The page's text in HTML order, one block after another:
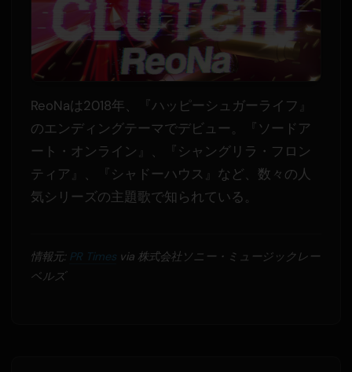
ReoNaは2018年、『ハッピーシュガーライフ』
のエンディングテーマでデビュー。『ソードア
ート・オンライン』、『シャングリラ・フロン
ティア』、『シャドーハウス』など、数々の人
気シリーズの主題歌で知られている。
情報元: PR Timesvia 株式会社ソニー・ミュージックレー
ベルズ